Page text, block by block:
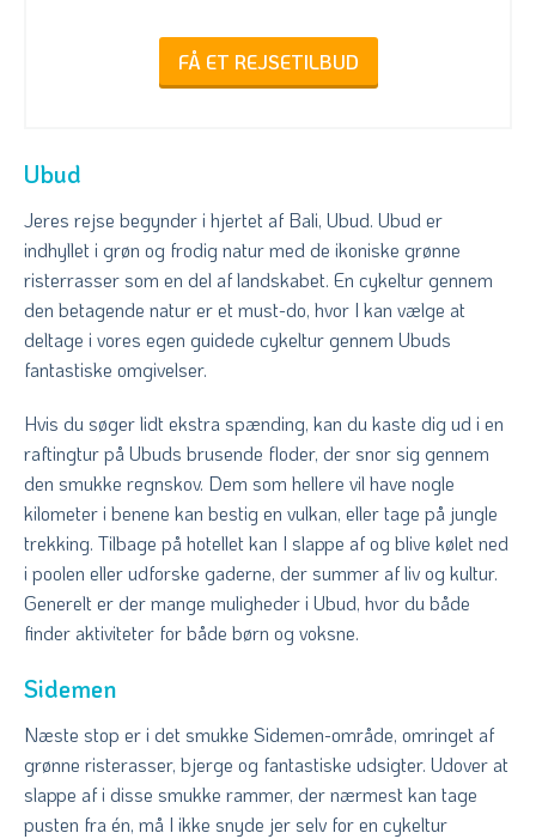
FÅ ET REJSETILBUD
Ubud
Jeres rejse begynder i hjertet af Bali, Ubud. Ubud er
indhyllet i grøn og frodig natur med de ikoniske grønne
risterrasser som en del af landskabet. En cykeltur gennem
den betagende natur er et must-do, hvor I kan vælge at
deltage i vores egen guidede cykeltur gennem Ubuds
fantastiske omgivelser.
Hvis du søger lidt ekstra spænding, kan du kaste dig ud i en
raftingtur på Ubuds brusende floder, der snor sig gennem
den smukke regnskov. Dem som hellere vil have nogle
kilometer i benene kan bestig en vulkan, eller tage på jungle
trekking. Tilbage på hotellet kan I slappe af og blive kølet ned
i poolen eller udforske gaderne, der summer af liv og kultur.
Generelt er der mange muligheder i Ubud, hvor du både
finder aktiviteter for både børn og voksne.
Sidemen
Næste stop er i det smukke Sidemen-område, omringet af
grønne risterasser, bjerge og fantastiske udsigter. Udover at
slappe af i disse smukke rammer, der nærmest kan tage
pusten fra én, må I ikke snyde jer selv for en cykeltur